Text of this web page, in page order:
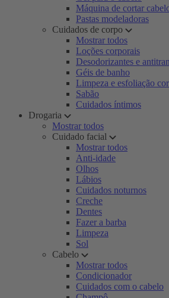
Máquina de cortar
Pastas modeladoras
Cuidados de corpo
Mostrar todos
Loções corporais
Desodorizantes e
Géis de banho
Limpeza e esfoliação
Sabão
Cuidados íntimos
Drogaria
Mostrar todos
Cuidado facial
Mostrar todos
Anti-idade
Olhos
Lábios
Cuidados noturnos
Creche
Dentes
Fazer a barba
Limpeza
Sol
Cabelo
Mostrar todos
Condicionador
Cuidados com o cabelo